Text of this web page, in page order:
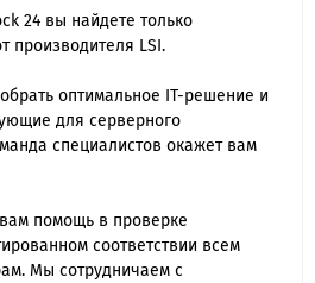
24 вы найдете только
производителя LSI.
оптимальное IT-решение и
для серверного
специалиcтов окажет вам
помощь в проверке
соответствии всем
Мы сотрудничаем с